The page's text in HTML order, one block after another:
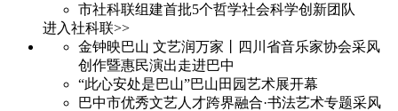
市社科联组建首批5个哲学社会科学创新团队
进入社科联>>
金钟映巴山 文艺润万家丨四川省音乐家协会采风
创作暨惠民演出走进巴中
“此心安处是巴山”巴山田园艺术展开幕
巴中市优秀文艺人才跨界融合·书法艺术专题采风